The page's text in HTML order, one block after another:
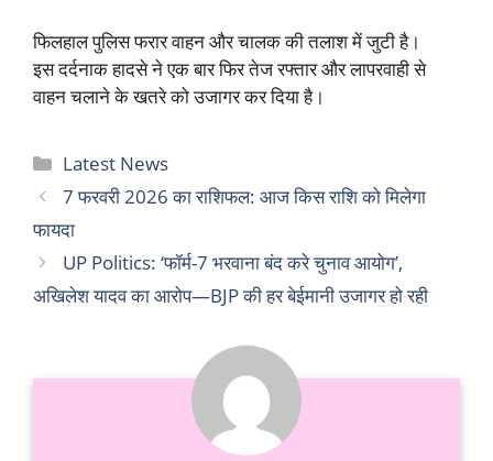
फिलहाल पुलिस फरार वाहन और चालक की तलाश में जुटी है।
इस दर्दनाक हादसे ने एक बार फिर तेज रफ्तार और लापरवाही से
वाहन चलाने के खतरे को उजागर कर दिया है।
Categories
Latest News
7 फरवरी 2026 का राशिफल: आज किस राशि को मिलेगा
फायदा
UP Politics: ‘फॉर्म-7 भरवाना बंद करे चुनाव आयोग’,
अखिलेश यादव का आरोप—BJP की हर बेईमानी उजागर हो रही